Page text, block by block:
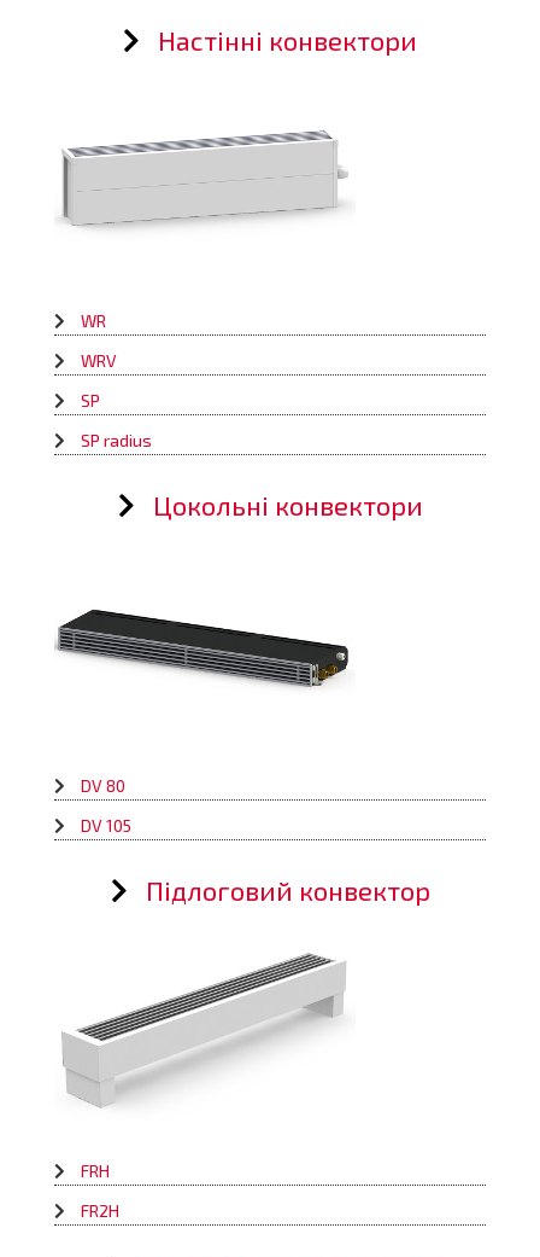
Настінні конвектори
WR
WRV
SP
SP radius
Цокольні конвектори
DV 80
DV 105
Підлоговий конвектор
FRH
FR2H